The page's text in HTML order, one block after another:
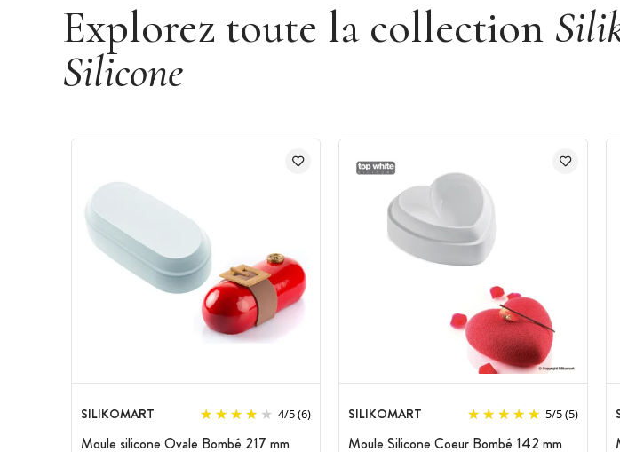
Explorez toute la collection
Silicone
SILIKOMART 4/5(6)
Moule silicone Ovale Bombé 217 mm
SILIKOMART 5/5(5)
Moule Silicone Coeur Bombé 142 mm